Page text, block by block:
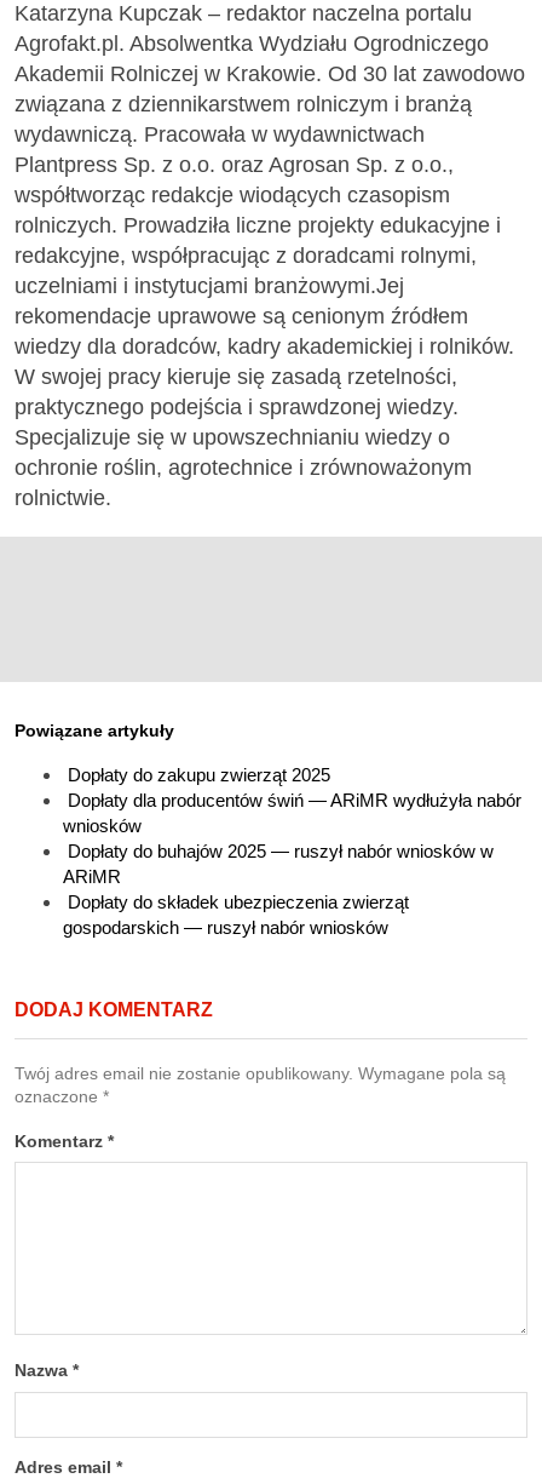
Katarzyna Kupczak – redaktor naczelna portalu
Agrofakt.pl. Absolwentka Wydziału Ogrodniczego
Akademii Rolniczej w Krakowie. Od 30 lat zawodowo
związana z dziennikarstwem rolniczym i branżą
wydawniczą. Pracowała w wydawnictwach
Plantpress Sp. z o.o. oraz Agrosan Sp. z o.o.,
współtworząc redakcje wiodących czasopism
rolniczych. Prowadziła liczne projekty edukacyjne i
redakcyjne, współpracując z doradcami rolnymi,
uczelniami i instytucjami branżowymi.Jej
rekomendacje uprawowe są cenionym źródłem
wiedzy dla doradców, kadry akademickiej i rolników.
W swojej pracy kieruje się zasadą rzetelności,
praktycznego podejścia i sprawdzonej wiedzy.
Specjalizuje się w upowszechnianiu wiedzy o
ochronie roślin, agrotechnice i zrównoważonym
rolnictwie.
Powiązane artykuły
Dopłaty do zakupu zwierząt 2025
Dopłaty dla producentów świń — ARiMR wydłużyła nabór
wniosków
Dopłaty do buhajów 2025 — ruszył nabór wniosków w
ARiMR
Dopłaty do składek ubezpieczenia zwierząt
gospodarskich — ruszył nabór wniosków
DODAJ KOMENTARZ
Twój adres email nie zostanie opublikowany. Wymagane pola są
oznaczone *
Komentarz *
Nazwa *
Adres email *